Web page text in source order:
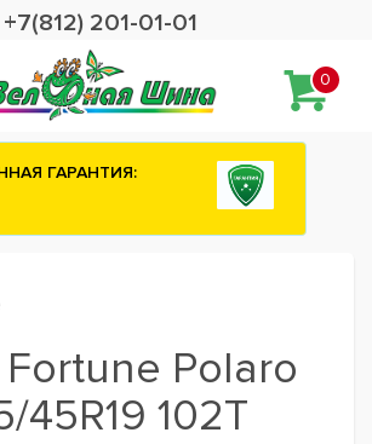
+7(812) 201-01-01
0
ГАРАНТИЯ:
Polaro
45R19 102T